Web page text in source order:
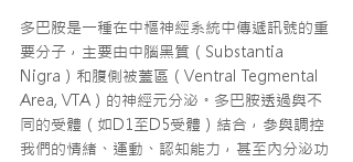
多巴胺是一種在中樞神經系統中傳遞訊號的重
要分子，主要由中腦黑質（Substantia
Nigra）和腹側被蓋區（Ventral Tegmental
Area, VTA）的神經元分泌。多巴胺透過與不
同的受體（如D1至D5受體）結合，參與調控
我們的情緒、運動、認知能力，甚至內分泌功